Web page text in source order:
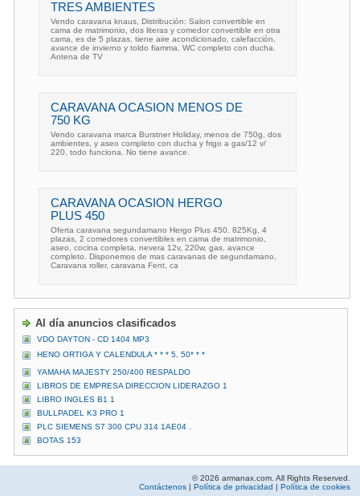
TRES AMBIENTES
Vendo caravana knaus, Distribución: Salon convertible en
cama de matrimonio, dos literas y comedor convertible en otra
cama, es de 5 plazas, tiene aire acondicionado, calefacción,
avance de invierno y toldo fiamma, WC completo con ducha.
Antena de TV
CARAVANA OCASION MENOS DE
750 KG
Vendo caravana marca Burstner Holiday, menos de 750g, dos
ambientes, y aseo completo con ducha y frigo a gas/12 v/
220, todo funciona. No tiene avance.
CARAVANA OCASION HERGO
PLUS 450
Oferta caravana segundamano Hergo Plus 450. 825Kg, 4
plazas, 2 comedores convertibles en cama de matrimonio,
aseo, cocina completa, nevera 12v, 220w, gas, avance
completo. Disponemos de mas caravanas de segundamano,
Caravana roller, caravana Fent, ca
Al día anuncios clasificados
VDO DAYTON - CD 1404 MP3
HENO ORTIGA Y CALENDULA * * * 5, 50* * *
YAMAHA MAJESTY 250/400 RESPALDO
LIBROS DE EMPRESA DIRECCION LIDERAZGO 1
LIBRO INGLES B1 1
BULLPADEL K3 PRO 1
PLC SIEMENS S7 300 CPU 314 1AE04 .
BOTAS 153
© 2026 armanax.com. All Rights Reserved.
Contáctenos | Política de privacidad | Política de cookies